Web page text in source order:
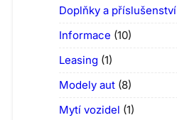
Doplňky a příslušenství
Informace (10)
Leasing (1)
Modely aut (8)
Mytí vozidel (1)